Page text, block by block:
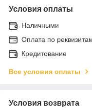
Условия оплаты
Наличными
Оплата по
Кредитование
Все условия оплаты
Условия возврата